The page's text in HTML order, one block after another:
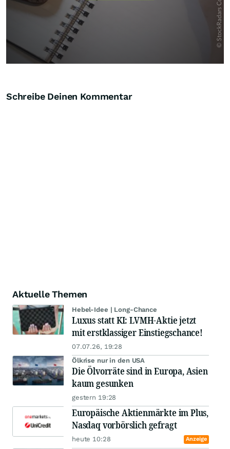
Schreibe Deinen Kommentar
Aktuelle Themen
Hebel-Idee | Long-Chance
Luxus statt KI: LVMH-Aktie jetzt
mit erstklassiger Einstiegschance!
07.07.26, 19:28
Ölkrise nur in den USA
Die Ölvorräte sind in Europa, Asien
kaum gesunken
gestern 19:28
Europäische Aktienmärkte im Plus,
Nasdaq vorbörslich gefragt
heute 10:28 Anzeige